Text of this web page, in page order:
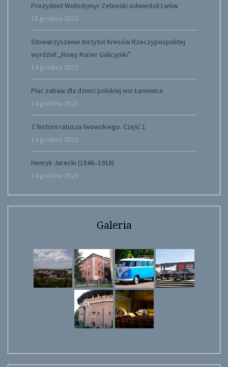
Prezydent Wołodymyr Zełenski odwiedził Lwów
15 grudnia 2023
Stowarzyszenie Instytut Kresów Rzeczypospolitej
wyróżnił „Nowy Kurier Galicyjski”
14 grudnia 2023
Plac zabaw dla dzieci polskiej wsi Łanowice
14 grudnia 2023
Z historii ratusza lwowskiego. Część 1
14 grudnia 2023
Henryk Jarecki (1846–1918)
14 grudnia 2023
Galeria